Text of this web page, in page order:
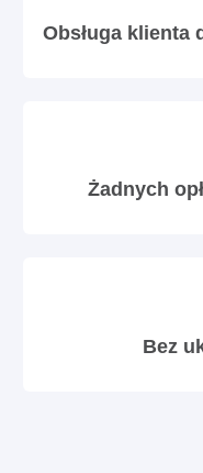
Obsługa klienta
Żadnych
Bez